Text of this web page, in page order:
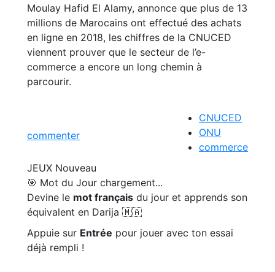
Moulay Hafid El Alamy, annonce que plus de 13
millions de Marocains ont effectué des achats
en ligne en 2018, les chiffres de la CNUCED
viennent prouver que le secteur de l’e-
commerce a encore un long chemin à
parcourir.
commenter
CNUCED
ONU
commerce
JEUX Nouveau
🎯 Mot du Jour chargement...
Devine le mot français du jour et apprends son
équivalent en Darija 🇲🇦
Appuie sur Entrée pour jouer avec ton essai
déjà rempli !